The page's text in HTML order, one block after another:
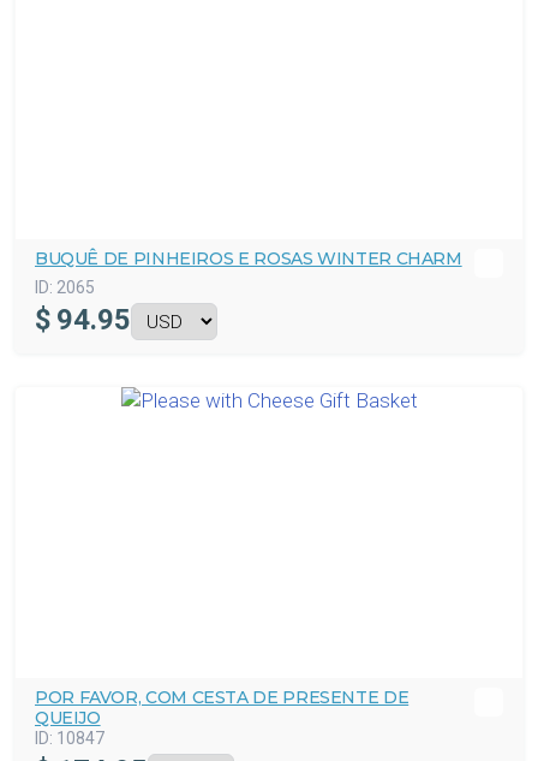
BUQUÊ DE PINHEIROS E ROSAS WINTER CHARM
ID: 2065
$ 94.95
POR FAVOR, COM CESTA DE PRESENTE DE
QUEIJO
ID: 10847